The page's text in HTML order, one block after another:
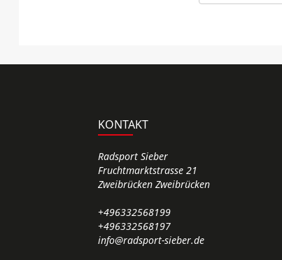
KONTAKT
Radsport Sieber
Fruchtmarktstrasse 21
Zweibrücken Zweibrücken
+496332568199
+496332568197
info@radsport-sieber.de